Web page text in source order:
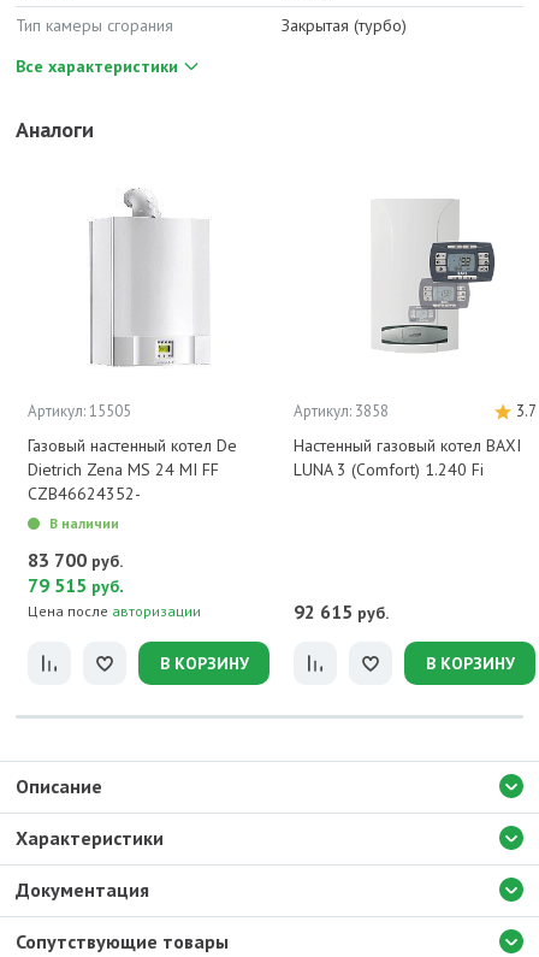
Тип камеры сгорания
Закрытая (турбо)
Все характеристики
Аналоги
Артикул: 15505
Газовый настенный котел De
Dietrich Zena MS 24 MI FF
CZB46624352-
В наличии
83 700 руб.
79 515 руб.
Цена после авторизации
В КОРЗИНУ
Артикул: 3858 3.7
Настенный газовый котел BAXI
LUNA 3 (Comfort) 1.240 Fi
92 615 руб.
В КОРЗИНУ
Описание
Характеристики
Документация
Сопутствующие товары